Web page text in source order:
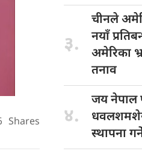
Shares
३.
चीनले
नयाँ
अमेरिका
तनाव
४.
जय नेपाल
स्थापना